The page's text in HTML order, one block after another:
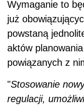
Wymaganie to
już
powstaną
aktów
powiązanych z
"Stosowanie
regulacji, umożliwi